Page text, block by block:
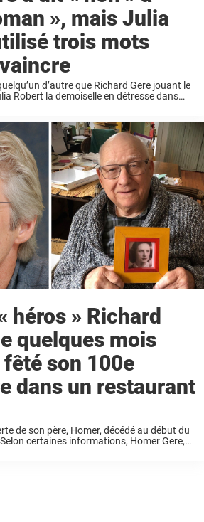
», mais Julia
trois mots
d’autre que Richard Gere jouant le
Robert la demoiselle en détresse dans
héros » Richard
quelques mois
son 100e
dans un restaurant
de son père, Homer, décédé au début du
certaines informations, Homer Gere,